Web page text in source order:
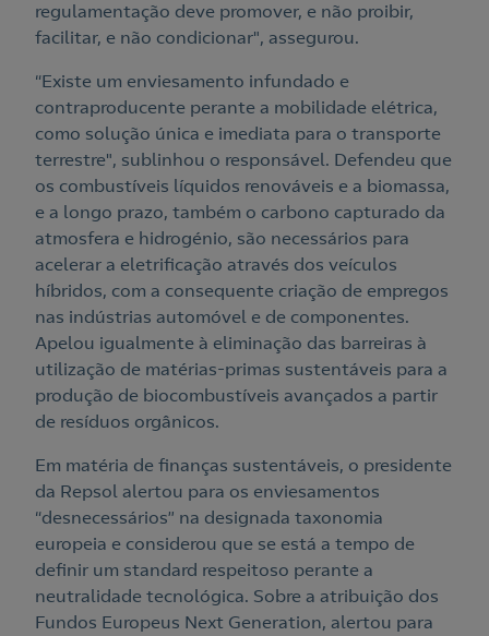
regulamentação deve promover, e não proibir,
facilitar, e não condicionar", assegurou.
“Existe um enviesamento infundado e
contraproducente perante a mobilidade elétrica,
como solução única e imediata para o transporte
terrestre", sublinhou o responsável. Defendeu que
os combustíveis líquidos renováveis e a biomassa,
e a longo prazo, também o carbono capturado da
atmosfera e hidrogénio, são necessários para
acelerar a eletrificação através dos veículos
híbridos, com a consequente criação de empregos
nas indústrias automóvel e de componentes.
Apelou igualmente à eliminação das barreiras à
utilização de matérias-primas sustentáveis para a
produção de biocombustíveis avançados a partir
de resíduos orgânicos.
Em matéria de finanças sustentáveis, o presidente
da Repsol alertou para os enviesamentos
“desnecessários” na designada taxonomia
europeia e considerou que se está a tempo de
definir um standard respeitoso perante a
neutralidade tecnológica. Sobre a atribuição dos
Fundos Europeus Next Generation, alertou para